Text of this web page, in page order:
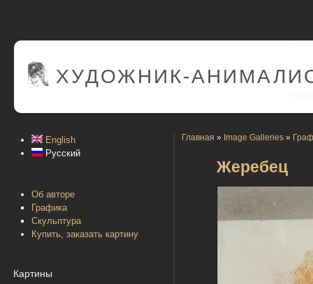
ХУДОЖНИК-
English
Русский
Об авторе
Графика
Скульптура
Купить, заказать картину
Картины
Главная » Image Galleries »
Жеребец